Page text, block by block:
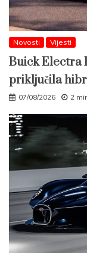
Novosti Vijesti
Buick Electra
priključila
07/08/2026 2